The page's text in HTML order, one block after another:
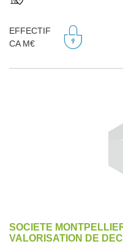
EFFECTIF
CA M€
SOCIETE
VALORISATION DE